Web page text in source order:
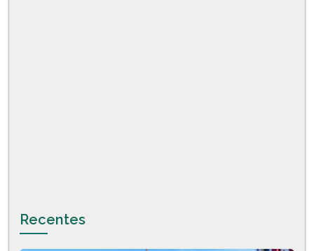
Recentes